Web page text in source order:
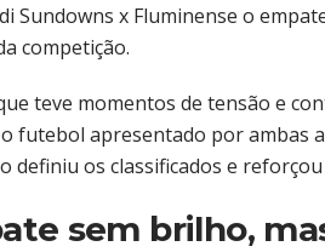
Sundowns x Fluminense o
competição.
teve momentos de tensão e
futebol apresentado por ambas
definiu os classificados e
sem brilho,